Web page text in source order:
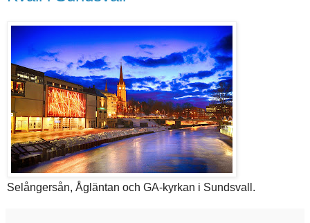
Selångersån, Ågläntan och GA-kyrkan i Sundsvall.